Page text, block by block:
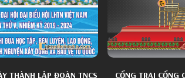
THÀNH LẬP ĐOÀN TNCS
CỔNG TRẠI CỔNG